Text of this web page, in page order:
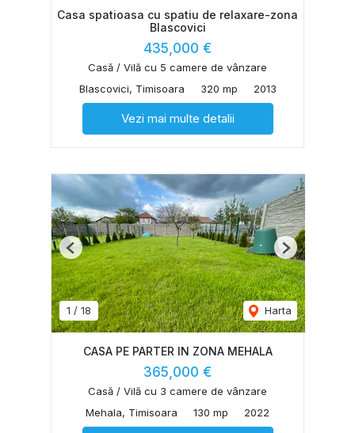
Casa spatioasa cu spatiu de relaxare-zona
Blascovici
435,000 €
Casă / Vilă cu 5 camere de vânzare
Blascovici, Timisoara
320 mp 2013
Vezi mai multe detalii
1 / 18 Harta
Previous Next
CASA PE PARTER IN ZONA MEHALA
365,000 €
Casă / Vilă cu 3 camere de vânzare
Mehala, Timisoara
130 mp 2022